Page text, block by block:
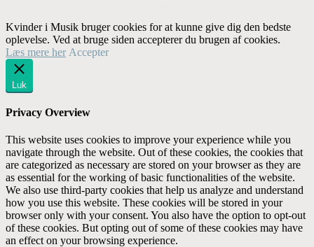
Kvinder i Musik bruger cookies for at kunne give dig den bedste
oplevelse. Ved at bruge siden accepterer du brugen af cookies.
Læs mere her Accepter
Luk
Privacy Overview
This website uses cookies to improve your experience while you
navigate through the website. Out of these cookies, the cookies that
are categorized as necessary are stored on your browser as they are
as essential for the working of basic functionalities of the website.
We also use third-party cookies that help us analyze and understand
how you use this website. These cookies will be stored in your
browser only with your consent. You also have the option to opt-out
of these cookies. But opting out of some of these cookies may have
an effect on your browsing experience.